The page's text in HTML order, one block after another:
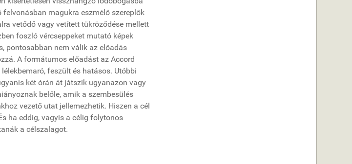
felvonásban magukra eszmélő szereplők
vetődő vagy vetített tükröződése mellett
foszló vércseppeket mutató képek
pontosabban nem válik az előadás
A formátumos előadást az Accord
feszült és hatásos. Utóbbi
két órán át játszik ugyanazon vagy
belőle, amik a szembesülés
vezető utat jellemezhetik. Hiszen a cél
ha eddig, vagyis a célig folytonos
a célszalagot.